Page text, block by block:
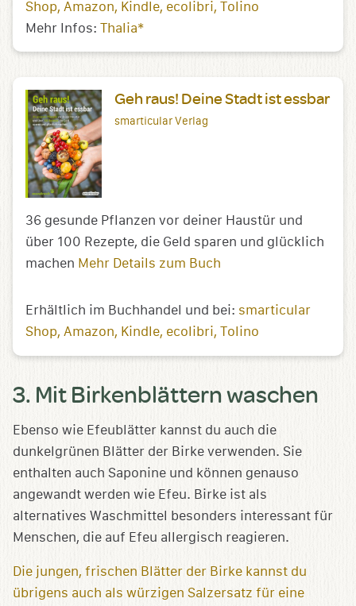
Shop Amazon Kindle ecolibri Tolino
Mehr Infos: Thalia*
Geh raus! Deine Stadt ist essbar
smarticular Verlag
36 gesunde Pflanzen vor deiner Haustür und
über 100 Rezepte, die Geld sparen und glücklich
machen Mehr Details zum Buch
Erhältlich im Buchhandel und bei: smarticular
Shop Amazon Kindle ecolibri Tolino
3. Mit Birkenblättern waschen
Ebenso wie Efeublätter kannst du auch die
dunkelgrünen Blätter der Birke verwenden. Sie
enthalten auch Saponine und können genauso
angewandt werden wie Efeu. Birke ist als
alternatives Waschmittel besonders interessant für
Menschen, die auf Efeu allergisch reagieren.
Die jungen, frischen Blätter der Birke kannst du
übrigens auch als würzigen Salzersatz für eine